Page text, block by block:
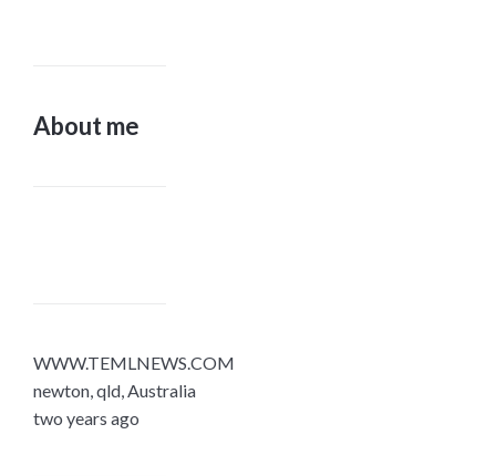
About me
WWW.TEMLNEWS.COM
newton, qld, Australia
two years ago